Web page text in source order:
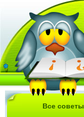
Все советы